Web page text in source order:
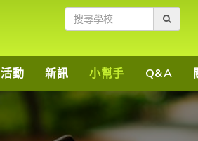
活動 新訊 小幫手 Q&A